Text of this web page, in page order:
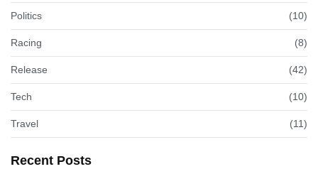
Politics (10)
Racing (8)
Release (42)
Tech (10)
Travel (11)
Recent Posts